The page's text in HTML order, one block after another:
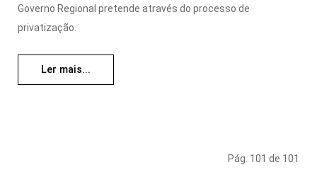
Governo Regional pretende através do processo de
privatização.
Ler mais...
Pág. 101 de 101